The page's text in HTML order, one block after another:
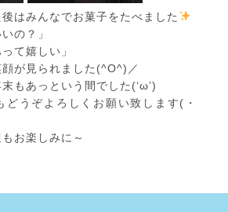
はみんなでお菓子をたべました
の？」
て嬉しい」
が見られました(^O^)／
もあっという間でした(‘ω’)
どうぞよろしくお願い致します(・
お楽しみに～